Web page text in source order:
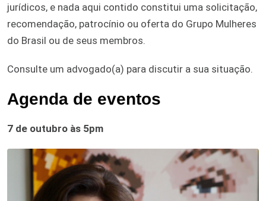
jurídicos, e nada aqui contido constitui uma solicitação,
recomendação, patrocínio ou oferta do Grupo Mulheres
do Brasil ou de seus membros.
Consulte um advogado(a) para discutir a sua situação.
Agenda de eventos
7 de outubro às 5pm